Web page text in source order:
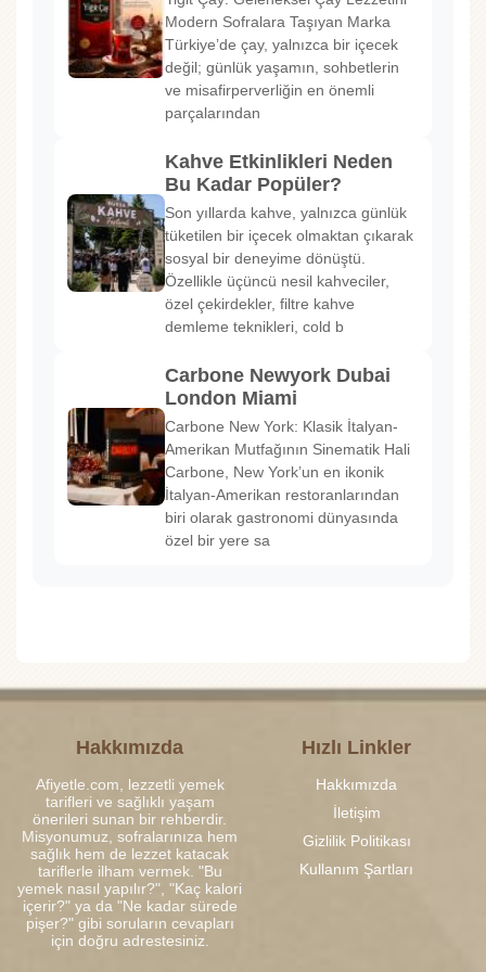
Modern Sofralara Taşıyan Marka
Türkiye’de çay, yalnızca bir içecek
değil; günlük yaşamın, sohbetlerin
ve misafirperverliğin en önemli
parçalarından
Kahve Etkinlikleri Neden
Bu Kadar Popüler?
Son yıllarda kahve, yalnızca günlük
tüketilen bir içecek olmaktan çıkarak
sosyal bir deneyime dönüştü.
Özellikle üçüncü nesil kahveciler,
özel çekirdekler, filtre kahve
demleme teknikleri, cold b
Carbone Newyork Dubai
London Miami
Carbone New York: Klasik İtalyan-
Amerikan Mutfağının Sinematik Hali
Carbone, New York’un en ikonik
İtalyan-Amerikan restoranlarından
biri olarak gastronomi dünyasında
özel bir yere sa
Hakkımızda
Afiyetle.com, lezzetli yemek
tarifleri ve sağlıklı yaşam
önerileri sunan bir rehberdir.
Misyonumuz, sofralarınıza hem
sağlık hem de lezzet katacak
tariflerle ilham vermek. "Bu
yemek nasıl yapılır?", "Kaç kalori
içerir?" ya da "Ne kadar sürede
pişer?" gibi soruların cevapları
için doğru adrestesiniz.
Hızlı Linkler
Hakkımızda
İletişim
Gizlilik Politikası
Kullanım Şartları